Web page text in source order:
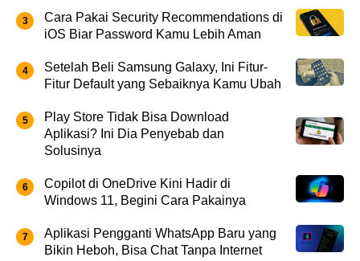
Cara Pakai Security Recommendations di
iOS Biar Password Kamu Lebih Aman
Setelah Beli Samsung Galaxy, Ini Fitur-
Fitur Default yang Sebaiknya Kamu Ubah
Play Store Tidak Bisa Download
Aplikasi? Ini Dia Penyebab dan
Solusinya
Copilot di OneDrive Kini Hadir di
Windows 11, Begini Cara Pakainya
Aplikasi Pengganti WhatsApp Baru yang
Bikin Heboh, Bisa Chat Tanpa Internet